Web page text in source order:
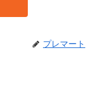
プレマート